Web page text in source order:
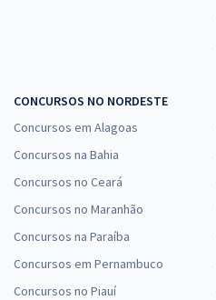
CONCURSOS NO NORDESTE
Concursos em Alagoas
Concursos na Bahia
Concursos no Ceará
Concursos no Maranhão
Concursos na Paraíba
Concursos em Pernambuco
Concursos no Piauí